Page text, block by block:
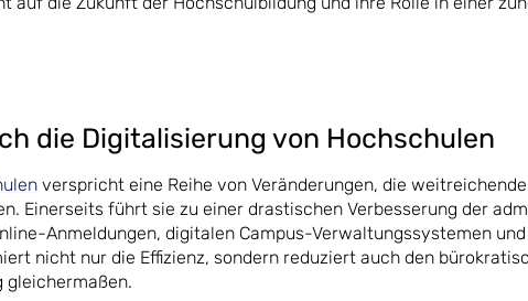
die Digitalisierung von Hochschulen
verspricht eine Reihe von Veränderungen, die
Einerseits führt sie zu einer drastischen Verbesserung der
Anmeldungen, digitalen Campus-Verwaltungssystemen und
nicht nur die Effizienz, sondern reduziert auch den
gleichermaßen.